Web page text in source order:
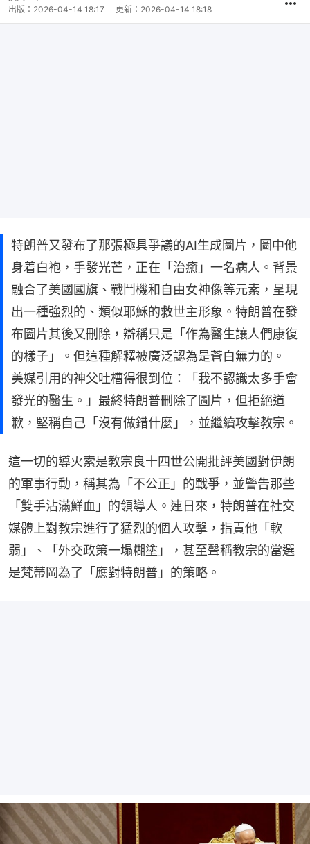
出版： 2026-04-14 18:17 更新： 2026-04-14 18:18
特朗普又發布了那張極具爭議的AI生成圖片，圖中他
身着白袍，手發光芒，正在「治癒」一名病人。背景
融合了美國國旗、戰鬥機和自由女神像等元素，呈現
出一種強烈的、類似耶穌的救世主形象。特朗普在發
布圖片其後又刪除，辯稱只是「作為醫生讓人們康復
的樣子」。但這種解釋被廣泛認為是蒼白無力的。
美媒引用的神父吐槽得很到位：「我不認識太多手會
發光的醫生。」最終特朗普刪除了圖片，但拒絕道
歉，堅稱自己「沒有做錯什麼」，並繼續攻擊教宗。
這一切的導火索是教宗良十四世公開批評美國對伊朗
的軍事行動，稱其為「不公正」的戰爭，並警告那些
「雙手沾滿鮮血」的領導人。連日來，特朗普在社交
媒體上對教宗進行了猛烈的個人攻擊，指責他「軟
弱」、「外交政策一塌糊塗」，甚至聲稱教宗的當選
是梵蒂岡為了「應對特朗普」的策略。